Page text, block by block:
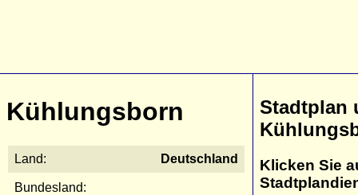
Kühlungsborn
Land: Deutschland
Bundesland:
Stadtplan
Klicken Sie